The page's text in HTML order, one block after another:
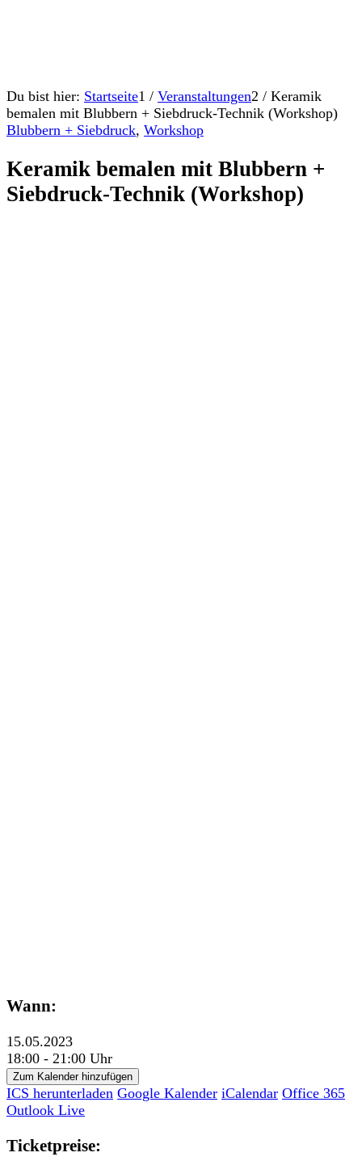
Du bist hier: Startseite1 / Veranstaltungen2 / Keramik
bemalen mit Blubbern + Siebdruck-Technik (Workshop)
Blubbern + Siebdruck, Workshop
Keramik bemalen mit Blubbern +
Siebdruck-Technik (Workshop)
Wann:
15.05.2023
18:00 - 21:00 Uhr
Zum Kalender hinzufügen
ICS herunterladen Google Kalender iCalendar Office 365
Outlook Live
Ticketpreise: